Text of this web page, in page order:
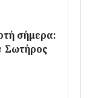
σήμερα:
Σωτήρος